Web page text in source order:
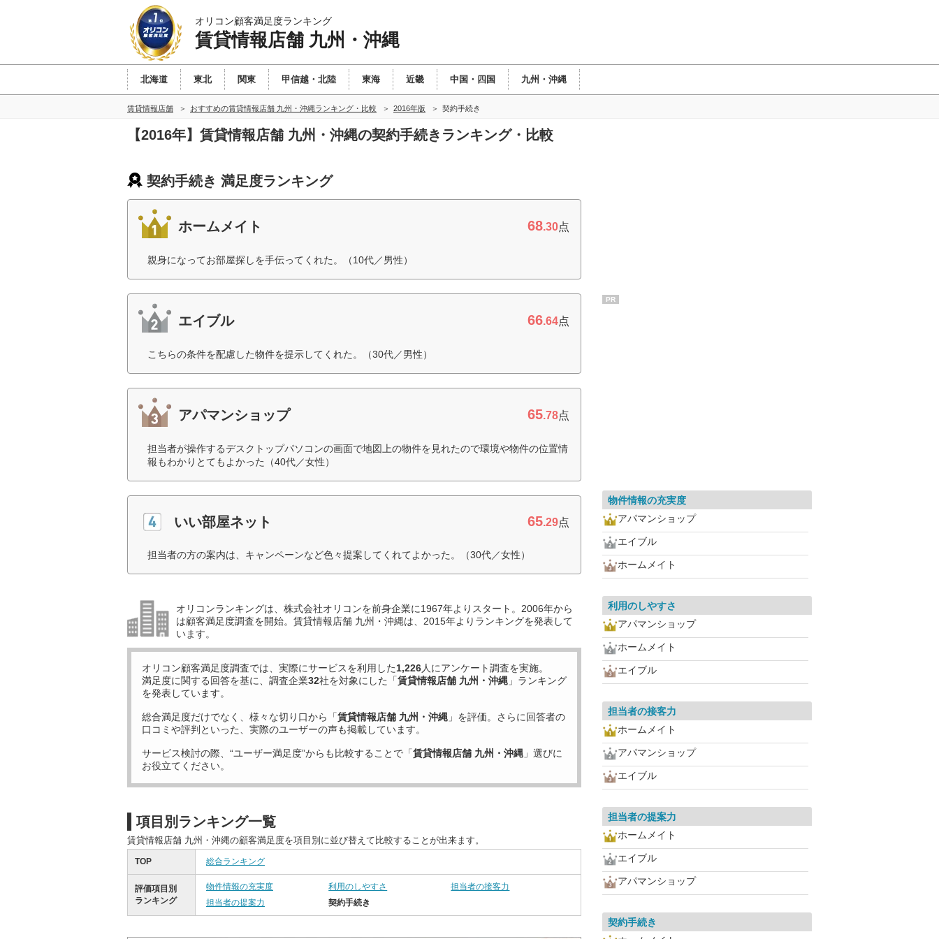
オリコン顧客満足度ランキング
賃貸情報店舗 九州・沖縄
北海道 東北 関東 甲信越・北陸 東海 近畿 中国・四国 九州・沖縄
賃貸情報店舗 おすすめの賃貸情報店舗 九州・沖縄ランキング・比較 2016年版 契約手続き
【2016年】賃貸情報店舗 九州・沖縄の契約手続きランキング・比較
契約手続き 満足度ランキング
ホームメイト 68.30点
親身になってお部屋探しを手伝ってくれた。（10代／男性）
エイブル 66.64点
こちらの条件を配慮した物件を提示してくれた。（30代／男性）
アパマンショップ 65.78点
担当者が操作するデスクトップパソコンの画面で地図上の物件を見れたので環境や物件の位置情
報もわかりとてもよかった（40代／女性）
いい部屋ネット 65.29点
担当者の方の案内は、キャンペーンなど色々提案してくれてよかった。（30代／女性）
オリコンランキングは、株式会社オリコンを前身企業に1967年よりスタート。2006年から
は顧客満足度調査を開始。賃貸情報店舗 九州・沖縄は、2015年よりランキングを発表して
います。
オリコン顧客満足度調査では、実際にサービスを利用した1,226人にアンケート調査を実施。
満足度に関する回答を基に、調査企業32社を対象にした「賃貸情報店舗 九州・沖縄 」ランキング
を発表しています。
総合満足度だけでなく、様々な切り口から「賃貸情報店舗 九州・沖縄 」を評価。さらに回答者の
口コミや評判といった、実際のユーザーの声も掲載しています。
サービス検討の際、“ユーザー満足度”からも比較することで「賃貸情報店舗 九州・沖縄 」選びに
お役立てください。
項目別ランキング一覧
賃貸情報店舗 九州・沖縄の顧客満足度を項目別に並び替えて比較することが出来ます。
TOP 総合ランキング
評価項目別
ランキング
物件情報の充実度 利用のしやすさ
担当者の接客力
担当者の提案力
契約手続き
PR
物件情報の充実度
アパマンショップ
エイブル
ホームメイト
利用のしやすさ
アパマンショップ
ホームメイト
エイブル
担当者の接客力
ホームメイト
アパマンショップ
エイブル
担当者の提案力
ホームメイト
エイブル
アパマンショップ
契約手続き